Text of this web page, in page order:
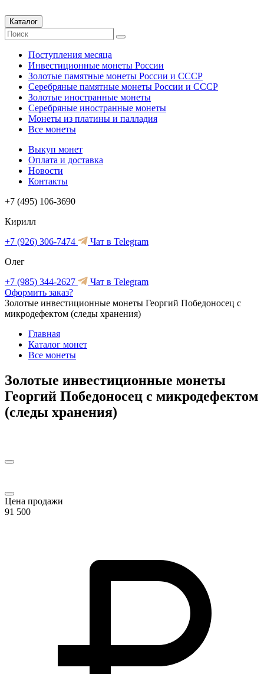
Каталог
Поступления месяца
Инвестиционные монеты России
Золотые памятные монеты России и СССР
Серебряные памятные монеты России и СССР
Золотые иностранные монеты
Серебряные иностранные монеты
Монеты из платины и палладия
Все монеты
Выкуп монет
Оплата и доставка
Новости
Контакты
+7 (495) 106-3690
Кирилл
+7 (926) 306-7474
Чат в Telegram
Олег
+7 (985) 344-2627
Чат в Telegram
Оформить заказ?
Золотые инвестиционные монеты Георгий Победоносец с
микродефектом (следы хранения)
Главная
Каталог монет
Все монеты
Золотые инвестиционные монеты
Георгий Победоносец с микродефектом
(следы хранения)
Цена продажи
91 500